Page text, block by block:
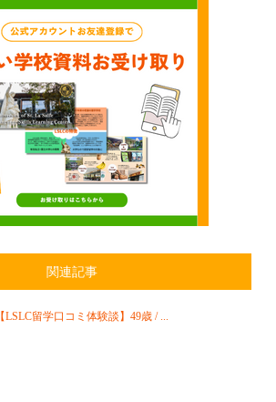
関連記事
【LSLC留学口コミ体験談】49歳 / ...